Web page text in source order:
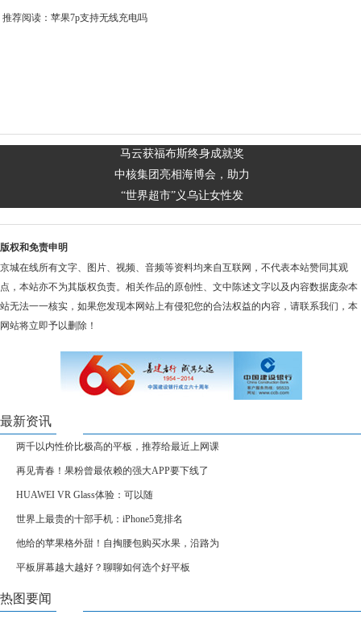
推荐阅读： 苹果7p支持无线充电吗
马云获福布斯终身成就奖
中核集团亮相海博会，助力
“世界超市”义乌让女性发
版权和免责申明
京城在线所有文字、图片、视频、音频等资料均来自互联网，不代表本站赞同其观
点，本站亦不为其版权负责。相关作品的原创性、文中陈述文字以及内容数据庞杂本
站无法一一核实，如果您发现本网站上有侵犯您的合法权益的内容，请联系我们，本
网站将立即予以删除！
最新资讯
两千以内性价比极高的平板，推荐给最近上网课
再见青春！果粉曾最依赖的强大APP要下线了
HUAWEI VR Glass体验：可以随
世界上最贵的十部手机：iPhone5竟排名
他给的苹果格外甜！自掏腰包购买水果，沿路为
平板屏幕越大越好？聊聊如何选个好平板
热图要闻